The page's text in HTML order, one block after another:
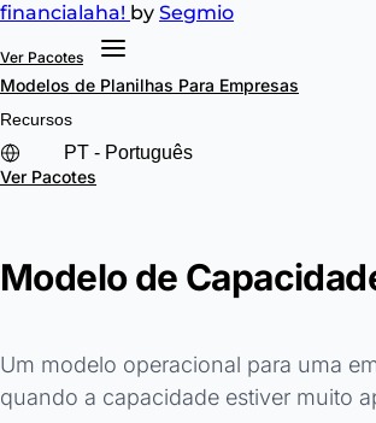
financialaha! by Segmio
Ver Pacotes
Modelos de Planilhas Para Empresas
Recursos
Ver Pacotes
Modelo de
Um modelo operacional para uma
quando a capacidade estiver muito